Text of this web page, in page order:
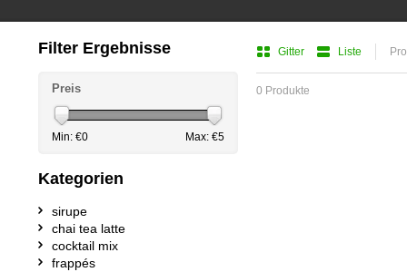
Gitter Liste
0 Produkte
Filter Ergebnisse
Preis
Min: €0 Max: €5
Kategorien
sirupe
chai tea latte
cocktail mix
frappés